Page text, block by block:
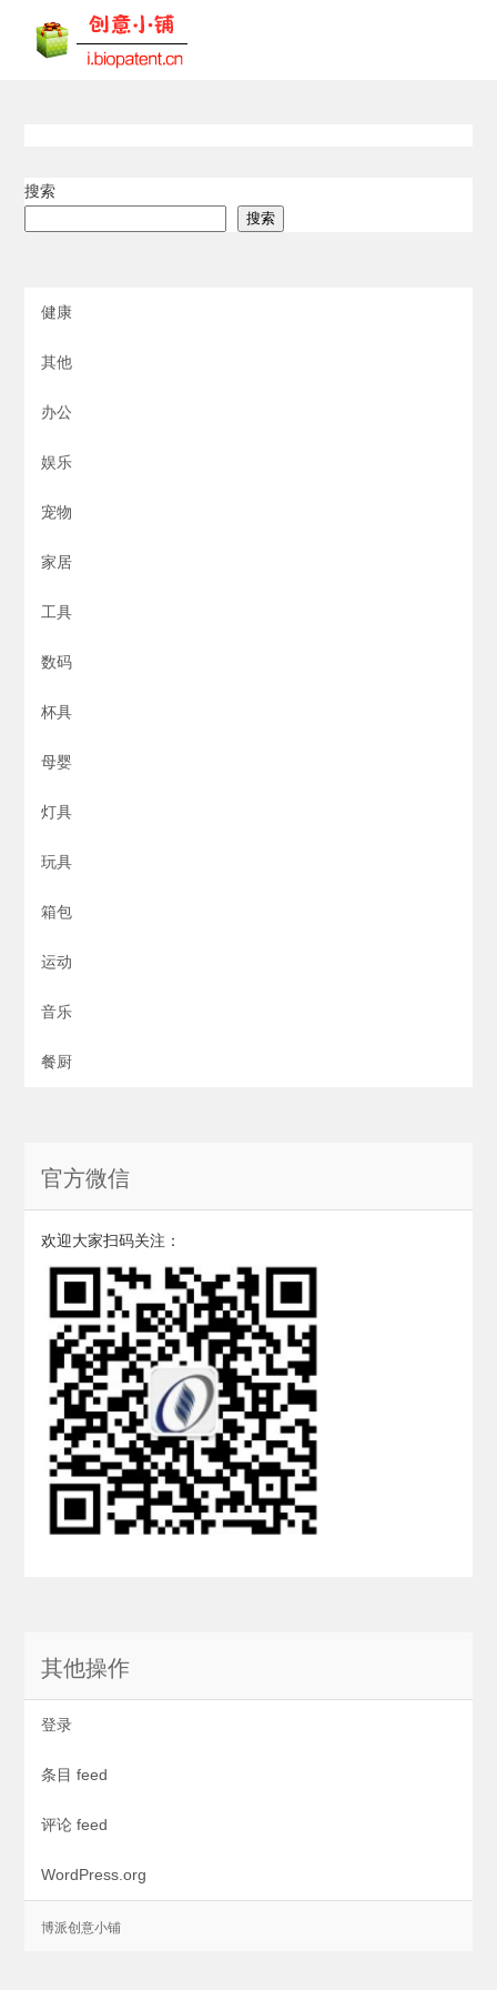
搜索
搜索
健康
其他
办公
娱乐
宠物
家居
工具
数码
杯具
母婴
灯具
玩具
箱包
运动
音乐
餐厨
官方微信
欢迎大家扫码关注：
其他操作
登录
条目 feed
评论 feed
WordPress.org